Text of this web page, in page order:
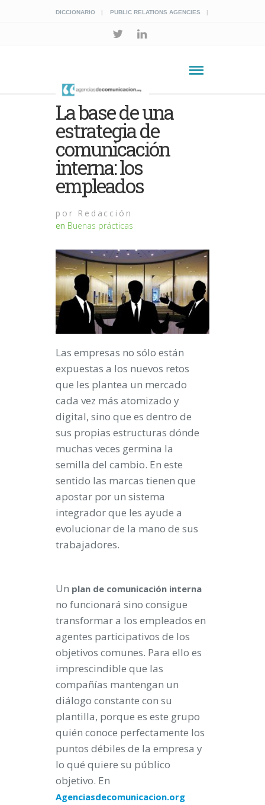
DICCIONARIO PUBLIC RELATIONS AGENCIES
La base de una
estrategia de
comunicación
interna: los
empleados
por Redacción
en Buenas prácticas
Las empresas no sólo están
expuestas a los nuevos retos
que les plantea un mercado
cada vez más atomizado y
digital, sino que es dentro de
sus propias estructuras dónde
muchas veces germina la
semilla del cambio. En este
sentido las marcas tienen que
apostar por un sistema
integrador que les ayude a
evolucionar de la mano de sus
trabajadores.
Un plan de comunicación interna
no funcionará sino consigue
transformar a los empleados en
agentes participativos de los
objetivos comunes. Para ello es
imprescindible que las
compañías mantengan un
diálogo constante con su
plantilla, porque es este grupo
quién conoce perfectamente los
puntos débiles de la empresa y
lo qué quiere su público
objetivo. En
Agenciasdecomunicacion.org